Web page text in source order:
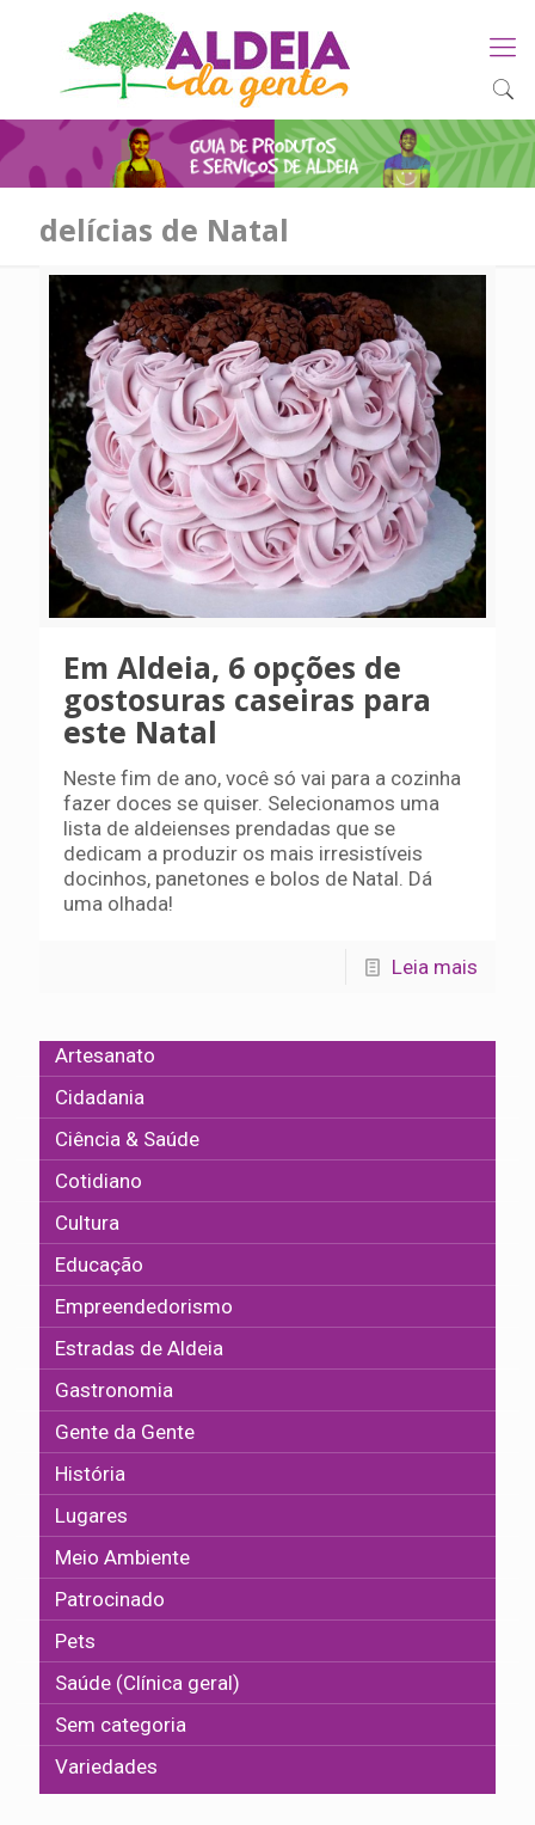
delícias de Natal
Em Aldeia, 6 opções de
gostosuras caseiras para
este Natal
Neste fim de ano, você só vai para a cozinha
fazer doces se quiser. Selecionamos uma
lista de aldeienses prendadas que se
dedicam a produzir os mais irresistíveis
docinhos, panetones e bolos de Natal. Dá
uma olhada!
Leia mais
Artesanato
Cidadania
Ciência & Saúde
Cotidiano
Cultura
Educação
Empreendedorismo
Estradas de Aldeia
Gastronomia
Gente da Gente
História
Lugares
Meio Ambiente
Patrocinado
Pets
Saúde (Clínica geral)
Sem categoria
Variedades